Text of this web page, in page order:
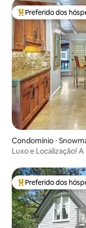
Entre os melhores
Preferido dos
Condomínio ⋅
Luxo e Localização!
Entre os melhores
Preferido dos